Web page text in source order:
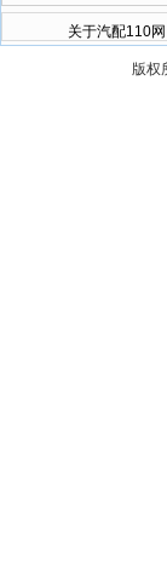
关于汽配110网
版权